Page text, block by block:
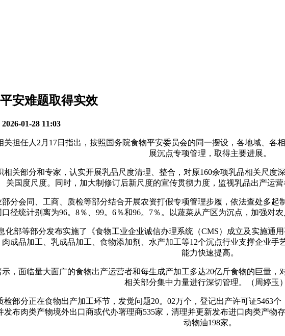
安难题取得实效
2026-01-28 11:03
任人2月17日指出，按照国务院食物平安委员会的同一摆设，各地域、各
展沉点专项管理，取得主要进展。
部分和专家，认实开展乳品尺度清理、整合，对原160余项乳品相关尺度
关国度尺度。同时，加大制修订后新尺度的宣传贯彻力度，监视乳品出产运
会同、工商、质检等部分结合开展农资打假专项管理步履，依法查处多起
径统计别离为96。8％、99。6％和96。7％。以蔬菜从产区为沉点，加强对
等部分发布实施了《食物工业企业诚信办理系统（CMS）成立及实施通
成品加工、乳成品加工、食物添加剂、水产加工等12个沉点行业支撑企业
能力快速提高。
面临量大面广的食物出产运营者和每生成产加工多达20亿斤食物的巨量，
相关部分集中力量进行深切管理。（周婷玉）
分正在食物出产加工环节，发觉问题20。02万个，登记出产许可证5463个
布肉类产物境外出口商或代办署理商535家，清理并更新发布进口肉类产物
动物油198家。